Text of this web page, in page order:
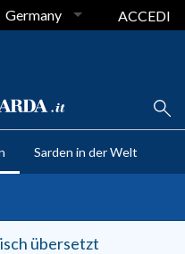
Germany ACCEDI
Sarden in der Welt
übersetzt